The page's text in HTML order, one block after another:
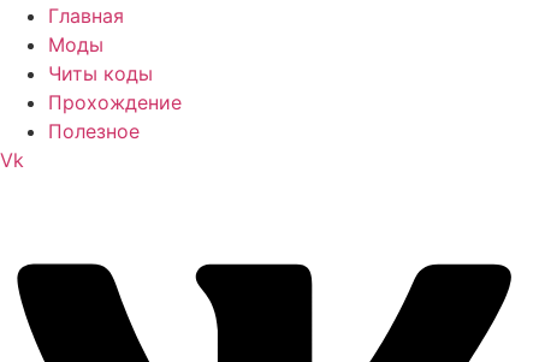
Главная
Моды
Читы коды
Прохождение
Полезное
Vk